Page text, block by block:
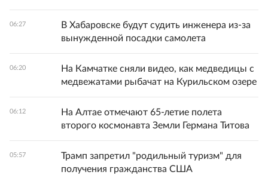
06:27
В Хабаровске будут судить инженера из-за
вынужденной посадки самолета
06:20
На Камчатке сняли видео, как медведицы с
медвежатами рыбачат на Курильском озере
06:12
На Алтае отмечают 65-летие полета
второго космонавта Земли Германа Титова
05:57
Трамп запретил "родильный туризм" для
получения гражданства США